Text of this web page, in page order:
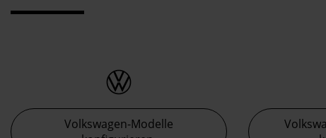
Volkswagen-Modelle